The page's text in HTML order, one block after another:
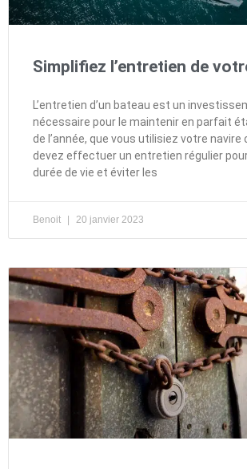
Simplifiez l’entretien de
L’entretien d’un bateau est un
nécessaire pour le maintenir en parfait
de l’année, que vous utilisiez votre navire
devez effectuer un entretien régulier
durée de vie et éviter les
Benoit 20 janvier 2023